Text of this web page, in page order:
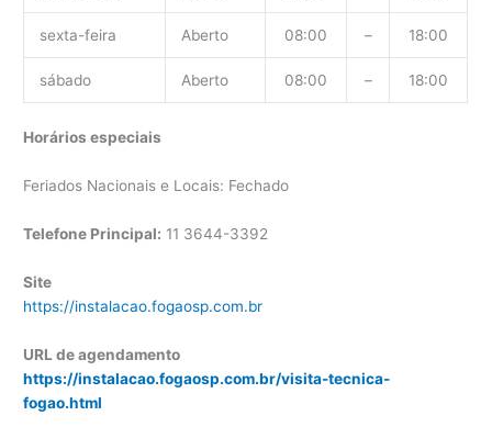
sexta-feira Aberto 08:00 – 18:00
sábado Aberto 08:00 – 18:00
Horários especiais
Feriados Nacionais e Locais: Fechado
Telefone Principal: 11 3644-3392
Site
https://instalacao.fogaosp.com.br
URL de agendamento
https://instalacao.fogaosp.com.br/visita-tecnica-
fogao.html